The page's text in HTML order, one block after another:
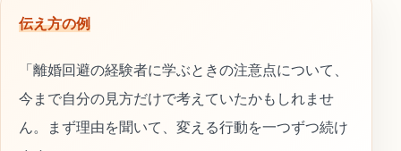
伝え方の例
「離婚回避の経験者に学ぶときの注意点について、
今まで自分の見方だけで考えていたかもしれませ
ん。まず理由を聞いて、変える行動を一つずつ続け